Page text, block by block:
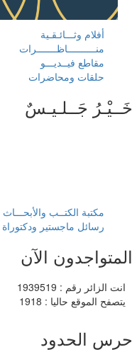
أفلام وثـــائـقـية
منــــــــــاظـــــــرات
مقاطع فيــديـــو
حلقات ومحاضرات
خَــيْـرُ جَــلـيـسٌ
مكتبة الكتــب والأبحـــاث
رسائل ماجستير ودكتوراة
المتواجدون الآن
انت الزائر رقم : 1939519
يتصفح الموقع حاليا : 1918
حرس الحدود